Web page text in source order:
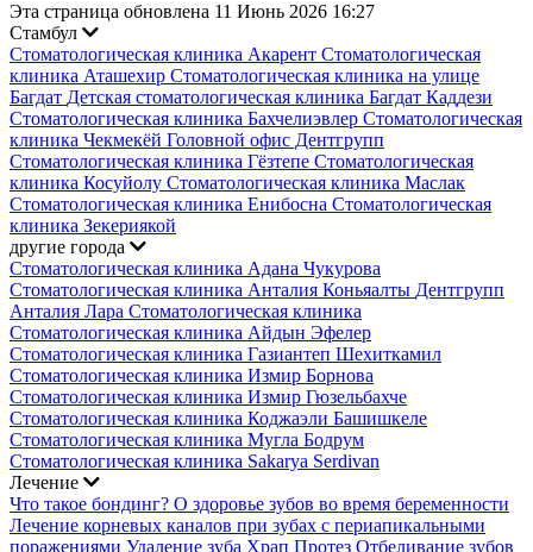
Эта страница обновлена 11 Июнь 2026 16:27
Стамбул
Стоматологическая клиника Акарент Стоматологическая
клиника Аташехир Стоматологическая клиника на улице
Багдат Детская стоматологическая клиника Багдат Каддези
Стоматологическая клиника Бахчелиэвлер Стоматологическая
клиника Чекмекёй Головной офис Дентгрупп
Стоматологическая клиника Гёзтепе Стоматологическая
клиника Косуйолу Стоматологическая клиника Маслак
Стоматологическая клиника Енибосна Стоматологическая
клиника Зекериякой
другие города
Стоматологическая клиника Адана Чукурова
Стоматологическая клиника Анталия Коньяалты Дентгрупп
Анталия Лара Стоматологическая клиника
Стоматологическая клиника Айдын Эфелер
Стоматологическая клиника Газиантеп Шехиткамил
Стоматологическая клиника Измир Борнова
Стоматологическая клиника Измир Гюзельбахче
Стоматологическая клиника Коджаэли Башишкеле
Стоматологическая клиника Мугла Бодрум
Стоматологическая клиника Sakarya Serdivan
Лечение
Что такое бондинг? О здоровье зубов во время беременности
Лечение корневых каналов при зубах с периапикальными
поражениями Удаление зуба Храп Протез Отбеливание зубов